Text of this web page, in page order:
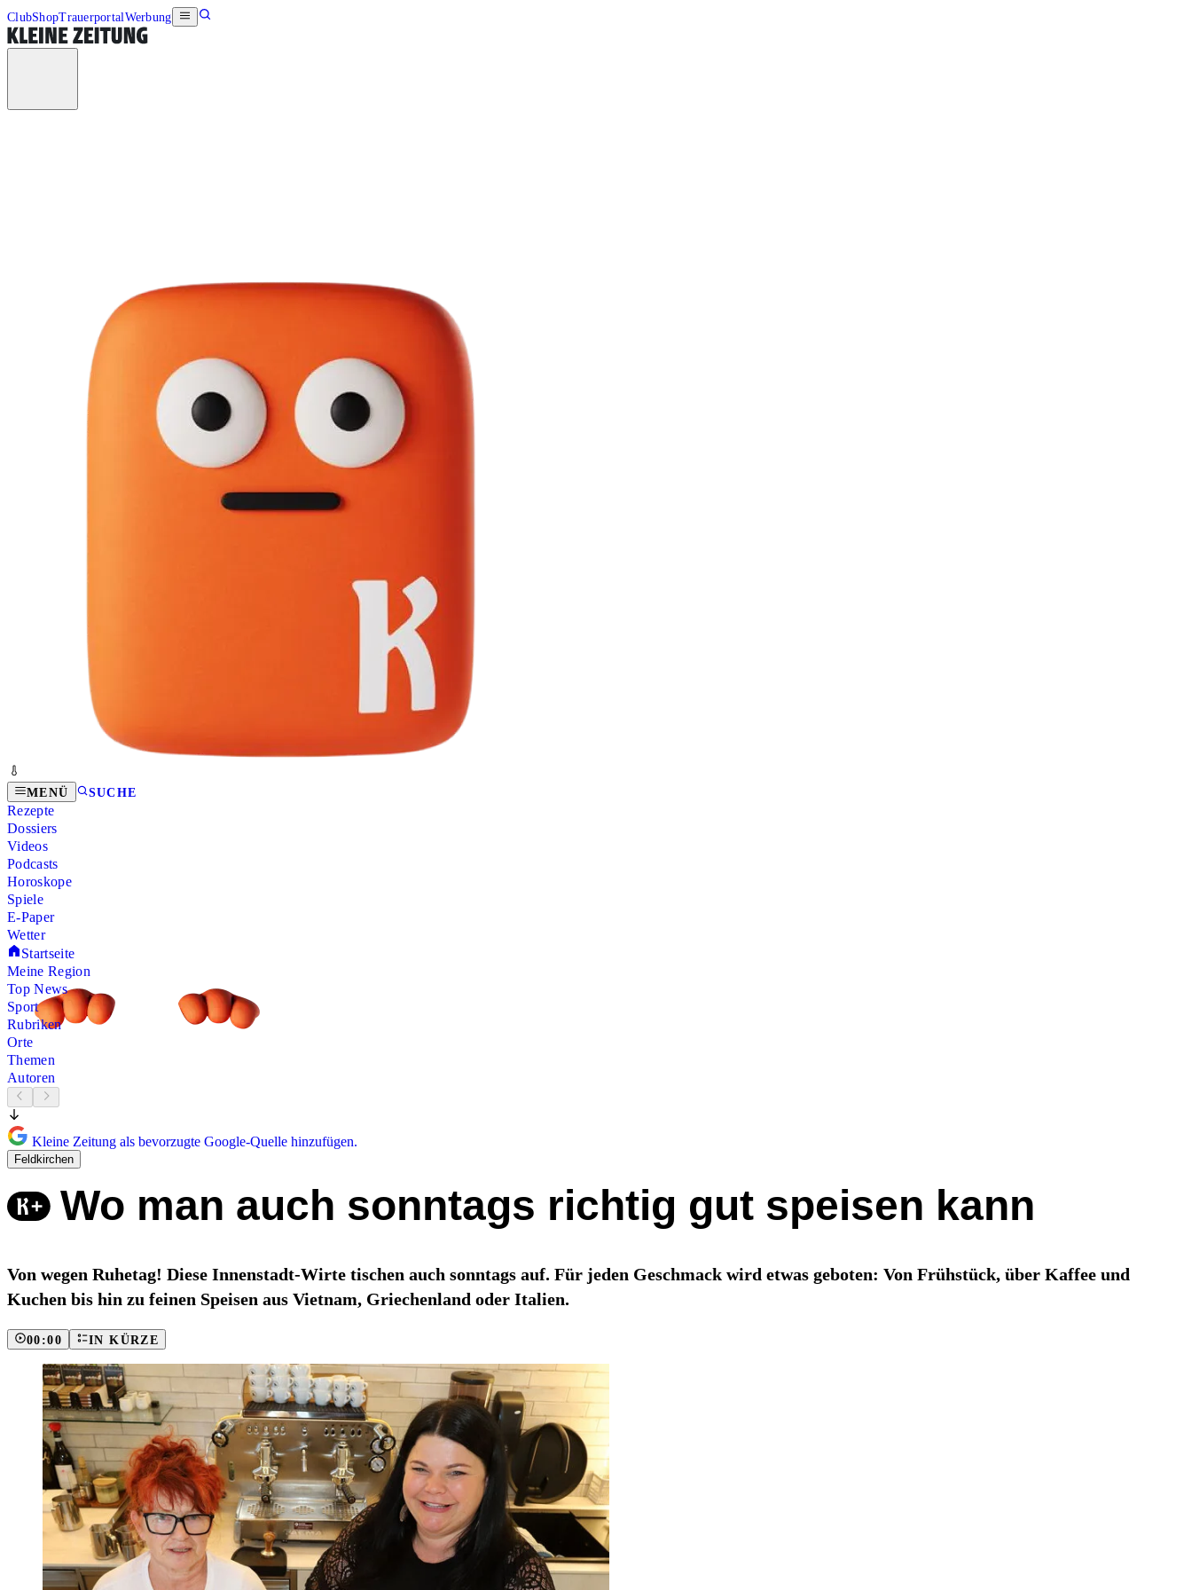
ClubShopTrauerportalWerbung
MENÜ SUCHE
Rezepte
Dossiers
Videos
Podcasts
Horoskope
Spiele
E-Paper
Wetter
Startseite
Meine Region
Top News
Sport
Rubriken
Orte
Themen
Autoren
Kleine Zeitung als bevorzugte Google-Quelle hinzufügen.
Feldkirchen
Wo man auch sonntags richtig gut speisen kann
Von wegen Ruhetag! Diese Innenstadt-Wirte tischen auch sonntags auf. Für jeden Geschmack wird etwas geboten: Von Frühstück, über Kaffee und
Kuchen bis hin zu feinen Speisen aus Vietnam, Griechenland oder Italien.
00:00 IN KÜRZE